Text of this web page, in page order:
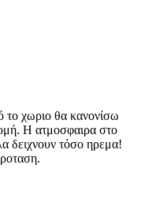
το χωριο θα κανονίσω
Η ατμοσφαιρα στο
δειχνουν τόσο ηρεμα!